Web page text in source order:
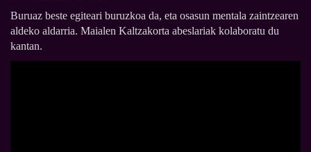
Buruaz beste egiteari buruzkoa da, eta osasun mentala zaintzearen
aldeko aldarria. Maialen Kaltzakorta abeslariak kolaboratu du
kantan.